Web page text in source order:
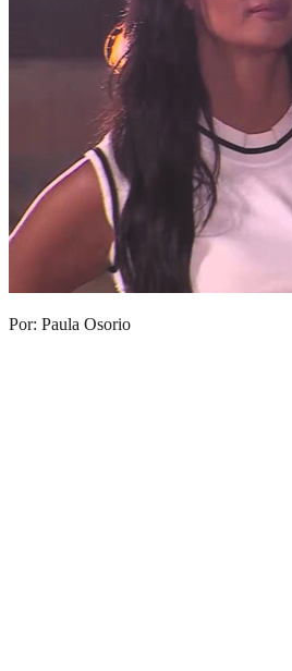
Por: Paula Osorio